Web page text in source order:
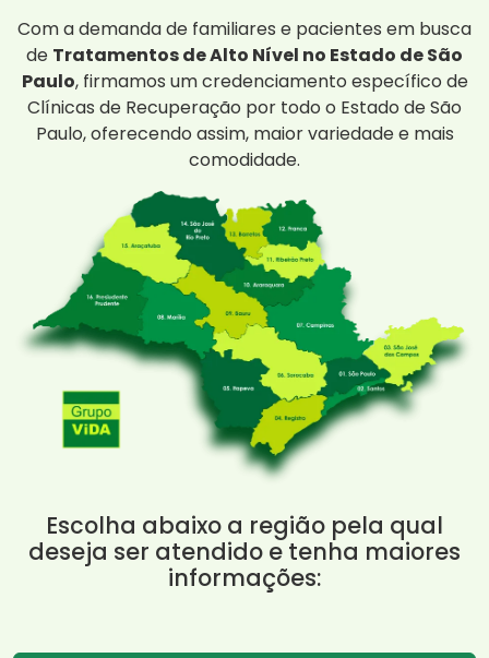
Com a demanda de familiares e pacientes em busca
de Tratamentos de Alto Nível no Estado de São
Paulo, firmamos um credenciamento específico de
Clínicas de Recuperação por todo o Estado de São
Paulo, oferecendo assim, maior variedade e mais
comodidade.
Escolha abaixo a região pela qual
deseja ser atendido e tenha maiores
informações: